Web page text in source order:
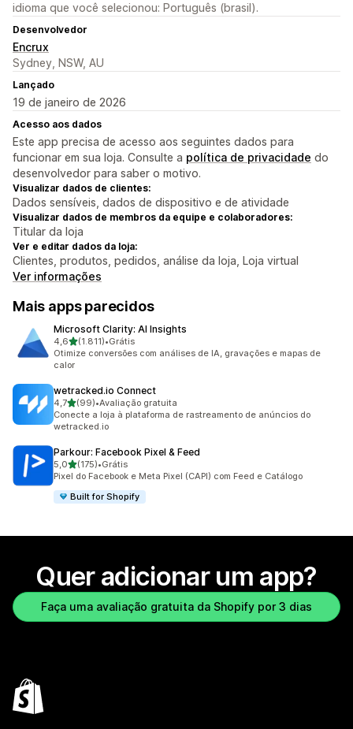
idioma que você selecionou: Português (brasil).
Desenvolvedor
Encrux
Sydney, NSW, AU
Lançado
19 de janeiro de 2026
Acesso aos dados
Este app precisa de acesso aos seguintes dados para
funcionar em sua loja. Consulte a política de privacidade do
desenvolvedor para saber o motivo.
Visualizar dados de clientes:
Dados sensíveis, dados de dispositivo e de atividade
Visualizar dados de membros da equipe e colaboradores:
Titular da loja
Ver e editar dados da loja:
Clientes, produtos, pedidos, análise da loja, Loja virtual
Ver informações
Mais apps parecidos
Microsoft Clarity: AI Insights
4,6de 5 estrelas
(1.811)
1811 avaliações ao todo
•Grátis
Otimize conversões com análises de IA, gravações e mapas de
calor
wetracked.io Connect
4,7de 5 estrelas
(99)
99 avaliações ao todo
•Avaliação gratuita
Conecte a loja à plataforma de rastreamento de anúncios do
wetracked.io
Parkour: Facebook Pixel & Feed
5,0de 5 estrelas
(175)
175 avaliações ao todo
•Grátis
Pixel do Facebook e Meta Pixel (CAPI) com Feed e Catálogo
Built for Shopify
Quer adicionar um app?
Faça uma avaliação gratuita da Shopify por 3 dias